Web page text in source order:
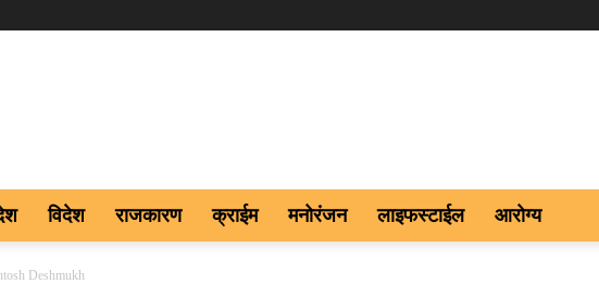
विदेश राजकारण क्राईम मनोरंजन लाइफस्टाईल आरोग्य
Deshmukh